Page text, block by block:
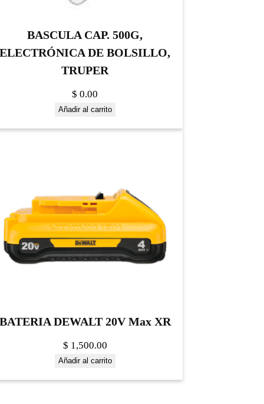
BASCULA CAP. 500G,
ELECTRÓNICA DE BOLSILLO,
TRUPER
$ 0.00
Añadir al carrito
DEWALT 20V Max XR
$ 1,500.00
Añadir al carrito